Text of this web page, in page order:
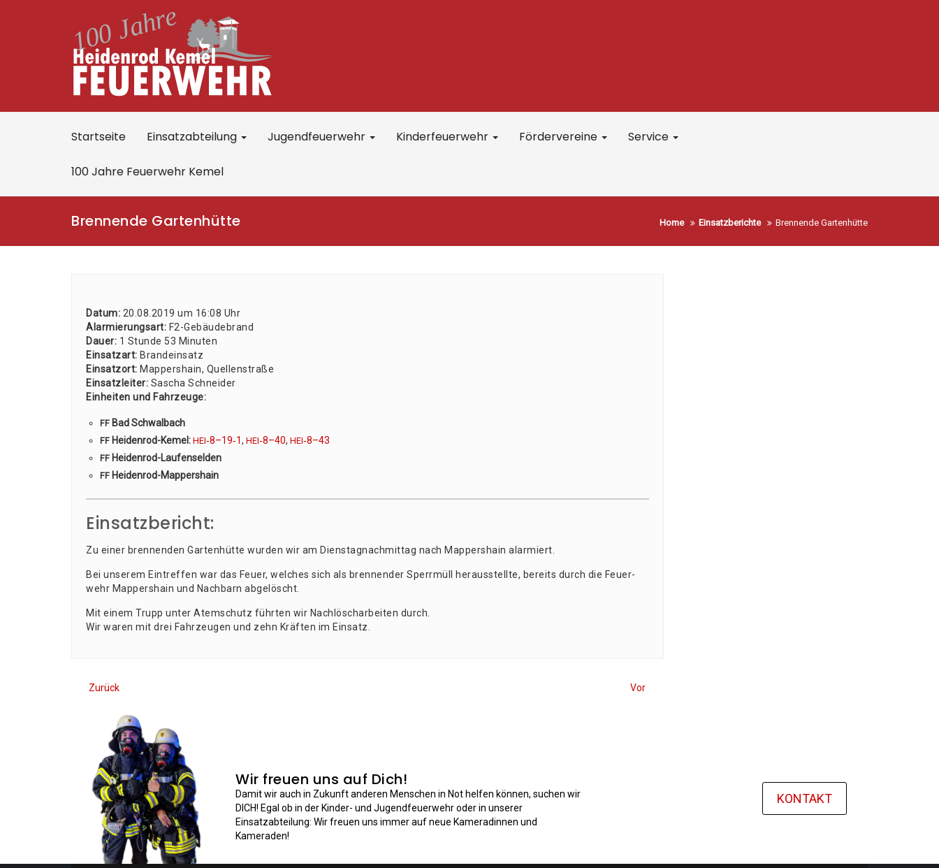
Startseite Einsatzabteilung Jugendfeuerwehr Kinderfeuerwehr Fördervereine Service
100 Jahre Feuerwehr Kemel
Brennende Gartenhütte Home Einsatzberichte Brennende Gartenhütte
Datum: 20.08.2019 um 16:08 Uhr
Alar­mie­rungs­art: F2-Gebäu­de­brand
Dau­er: 1 Stun­de 53 Minu­ten
Ein­satz­art: Brand­ein­satz
Ein­satz­ort: Map­pers­hain, Quel­len­stra­ße
Ein­satz­lei­ter: Sascha Schnei­der
Ein­hei­ten und Fahr­zeu­ge:
FF Bad Schwalbach
FF Hei­den­rod-Kemel: HEI‑8–19‑1, HEI‑8–40, HEI‑8–43
FF Hei­den­rod-Lau­fen­sel­den
FF Hei­den­rod-Map­pers­hain
Einsatzbericht:
Zu einer bren­nen­den Gar­ten­hüt­te wur­den wir am Diens­tag­nach­mit­tag nach Map­pers­hain alarmiert.
Bei unse­rem Ein­tref­fen war das Feu­er, wel­ches sich als bren­nen­der Sperr­müll her­aus­stell­te, bereits durch die Feu­er­
wehr Map­pers­hain und Nach­barn abgelöscht.
Mit einem Trupp unter Atem­schutz führ­ten wir Nach­lösch­ar­bei­ten durch.
Wir waren mit drei Fahr­zeu­gen und zehn Kräf­ten im Einsatz.
Zurück Vor
Wir freuen uns auf Dich!
Damit wir auch in Zukunft anderen Menschen in Not helfen können, suchen wir
DICH! Egal ob in der Kinder- und Jugendfeuerwehr oder in unserer
Einsatzabteilung: Wir freuen uns immer auf neue Kameradinnen und
Kameraden!
KONTAKT